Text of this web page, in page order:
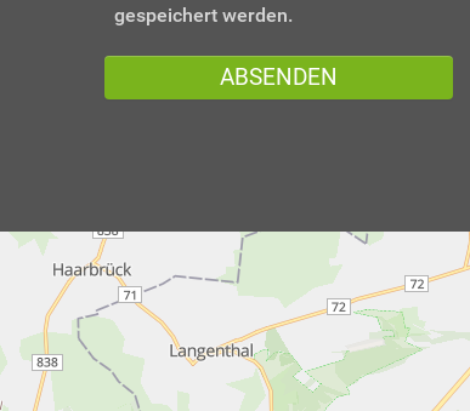
gespeichert werden.
ABSENDEN